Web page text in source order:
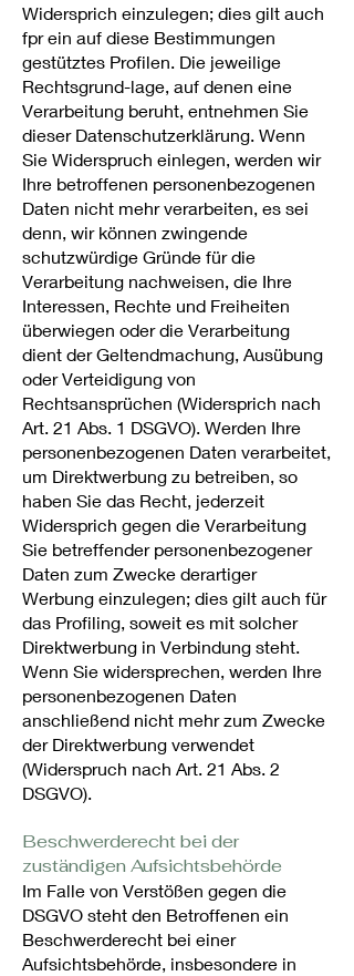
Widersprich einzulegen; dies gilt auch
fpr ein auf diese Bestimmungen
gestütztes Profilen. Die jeweilige
Rechtsgrund-lage, auf denen eine
Verarbeitung beruht, entnehmen Sie
dieser Datenschutzerklärung. Wenn
Sie Widerspruch einlegen, werden wir
Ihre betroffenen personenbezogenen
Daten nicht mehr verarbeiten, es sei
denn, wir können zwingende
schutzwürdige Gründe für die
Verarbeitung nachweisen, die Ihre
Interessen, Rechte und Freiheiten
überwiegen oder die Verarbeitung
dient der Geltendmachung, Ausübung
oder Verteidigung von
Rechtsansprüchen (Widersprich nach
Art. 21 Abs. 1 DSGVO). Werden Ihre
personenbezogenen Daten verarbeitet,
um Direktwerbung zu betreiben, so
haben Sie das Recht, jederzeit
Widersprich gegen die Verarbeitung
Sie betreffender personenbezogener
Daten zum Zwecke derartiger
Werbung einzulegen; dies gilt auch für
das Profiling, soweit es mit solcher
Direktwerbung in Verbindung steht.
Wenn Sie widersprechen, werden Ihre
personenbezogenen Daten
anschließend nicht mehr zum Zwecke
der Direktwerbung verwendet
(Widerspruch nach Art. 21 Abs. 2
DSGVO).
Beschwerde­recht bei der
zuständigen Aufsichts­behörde
Im Falle von Verstößen gegen die
DSGVO steht den Betroffenen ein
Beschwerderecht bei einer
Aufsichtsbehörde, insbesondere in